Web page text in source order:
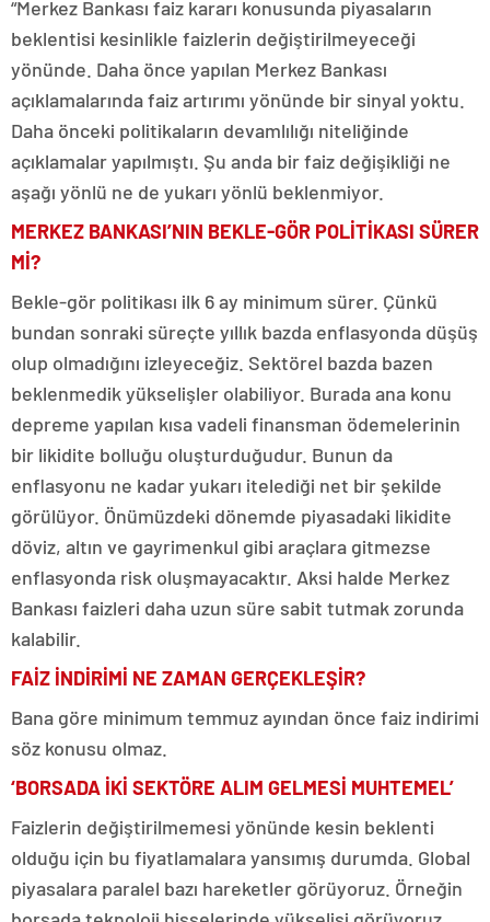
“Merkez Bankası faiz kararı konusunda piyasaların
beklentisi kesinlikle faizlerin değiştirilmeyeceği
yönünde. Daha önce yapılan Merkez Bankası
açıklamalarında faiz artırımı yönünde bir sinyal yoktu.
Daha önceki politikaların devamlılığı niteliğinde
açıklamalar yapılmıştı. Şu anda bir faiz değişikliği ne
aşağı yönlü ne de yukarı yönlü beklenmiyor.
MERKEZ BANKASI’NIN BEKLE-GÖR POLİTİKASI SÜRER
Mİ?
Bekle-gör politikası ilk 6 ay minimum sürer. Çünkü
bundan sonraki süreçte yıllık bazda enflasyonda düşüş
olup olmadığını izleyeceğiz. Sektörel bazda bazen
beklenmedik yükselişler olabiliyor. Burada ana konu
depreme yapılan kısa vadeli finansman ödemelerinin
bir likidite bolluğu oluşturduğudur. Bunun da
enflasyonu ne kadar yukarı itelediği net bir şekilde
görülüyor. Önümüzdeki dönemde piyasadaki likidite
döviz, altın ve gayrimenkul gibi araçlara gitmezse
enflasyonda risk oluşmayacaktır. Aksi halde Merkez
Bankası faizleri daha uzun süre sabit tutmak zorunda
kalabilir.
FAİZ İNDİRİMİ NE ZAMAN GERÇEKLEŞİR?
Bana göre minimum temmuz ayından önce faiz indirimi
söz konusu olmaz.
‘BORSADA İKİ SEKTÖRE ALIM GELMESİ MUHTEMEL’
Faizlerin değiştirilmemesi yönünde kesin beklenti
olduğu için bu fiyatlamalara yansımış durumda. Global
piyasalara paralel bazı hareketler görüyoruz. Örneğin